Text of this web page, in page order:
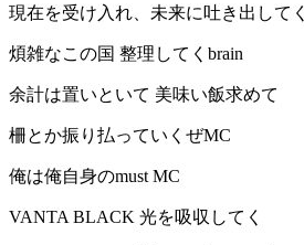
現在を受け入れ、未来に吐き出してく
煩雑なこの国 整理してくbrain
余計は置いといて 美味い飯求めて
柵とか振り払っていくぜMC
俺は俺自身のmust MC
VANTA BLACK 光を吸収してく